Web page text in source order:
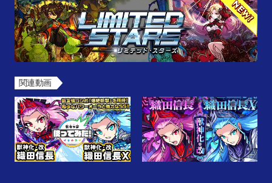
関連動画